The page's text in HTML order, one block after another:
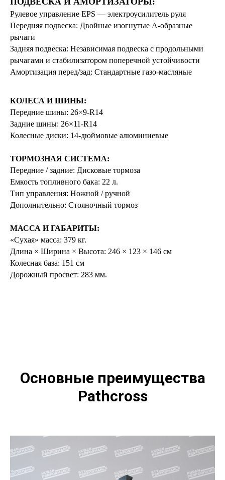
Рулевое управление EPS — электроусилитель руля
Передняя подвеска: Двойные изогнутые А-образные
рычаги
Задняя подвеска: Независимая подвеска с продольными
рычагами и стабилизатором поперечной устойчивости
Амортизация перед/зад: Стандартные газо-масляные
КОЛЕСА И ШИНЫ:
Передние шины: 26×9-R14
Задние шины: 26×11-R14
Колесные диски: 14-дюймовые алюминиевые
ТОРМОЗНАЯ СИСТЕМА:
Передние / задние: Дисковые тормоза
Емкость топливного бака: 22 л.
Тип управления: Ножной / ручной
Дополнительно: Стояночный тормоз
МАССА И ГАБАРИТЫ:
«Сухая» масса: 379 кг.
Длина × Ширина × Высота: 246 × 123 × 146 см
Колесная база: 151 см
Дорожный просвет: 283 мм.
Основные преимущества
Pathcross